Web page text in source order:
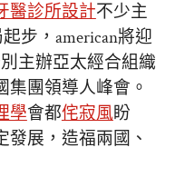
醫診所設計不少主
步，american將迎
主辦亞太經合組織
團領導人峰會。
學會都侘寂風盼
展，造福兩國、